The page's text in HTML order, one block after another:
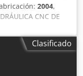
2004,
CNC DE
DESCENDENTE
SUPERIOR E
UN BLOQUE
DE PLEGADO: 4000
Clasificado